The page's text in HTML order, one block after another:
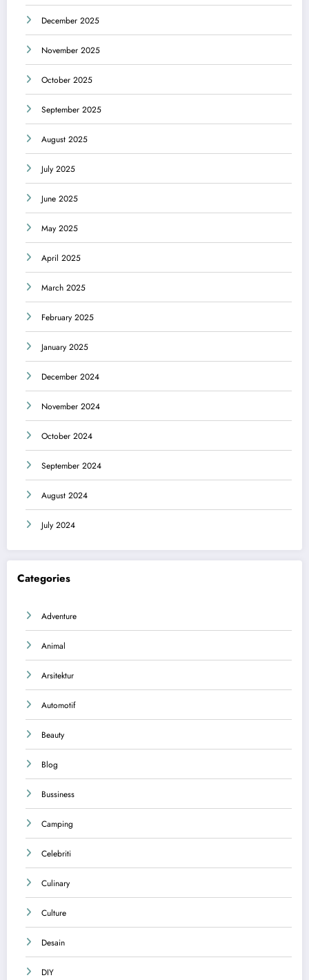
December 2025
November 2025
October 2025
September 2025
August 2025
July 2025
June 2025
May 2025
April 2025
March 2025
February 2025
January 2025
December 2024
November 2024
October 2024
September 2024
August 2024
July 2024
Categories
Adventure
Animal
Arsitektur
Automotif
Beauty
Blog
Bussiness
Camping
Celebriti
Culinary
Culture
Desain
DIY